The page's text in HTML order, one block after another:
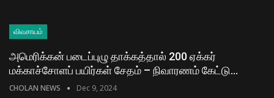
விவசாயம்
அமெரிக்கன் படைப்புழு தாக்கத்தால் 200 ஏக்கர்
மக்காச்சோளப் பயிர்கள் சேதம் – நிவாரணம் கேட்டு…
CHOLAN NEWS Dec 9, 2024